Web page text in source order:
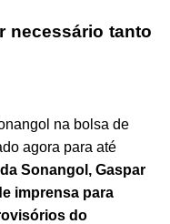
necessário tanto
na bolsa de
agora para até
Sonangol, Gaspar
imprensa para
do